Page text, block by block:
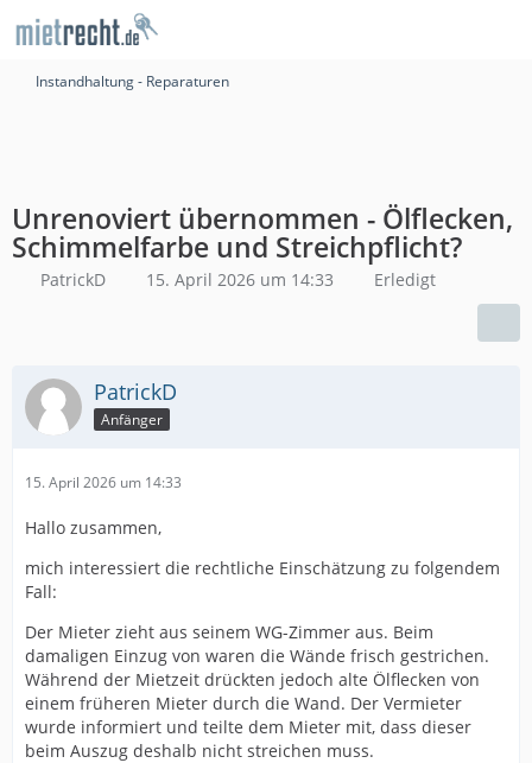
Instandhaltung - Reparaturen
Unrenoviert übernommen - Ölflecken,
Schimmelfarbe und Streichpflicht?
PatrickD 15. April 2026 um 14:33 Erledigt
PatrickD
Anfänger
15. April 2026 um 14:33
Hallo zusammen,
mich interessiert die rechtliche Einschätzung zu folgendem
Fall:
Der Mieter zieht aus seinem WG-Zimmer aus. Beim
damaligen Einzug von waren die Wände frisch gestrichen.
Während der Mietzeit drückten jedoch alte Ölflecken von
einem früheren Mieter durch die Wand. Der Vermieter
wurde informiert und teilte dem Mieter mit, dass dieser
beim Auszug deshalb nicht streichen muss.